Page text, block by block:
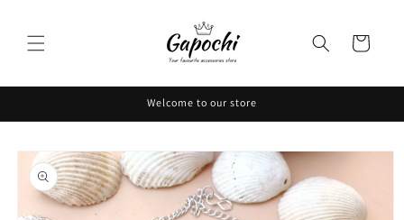
Cart
Welcome to our store
Skip to
product
information